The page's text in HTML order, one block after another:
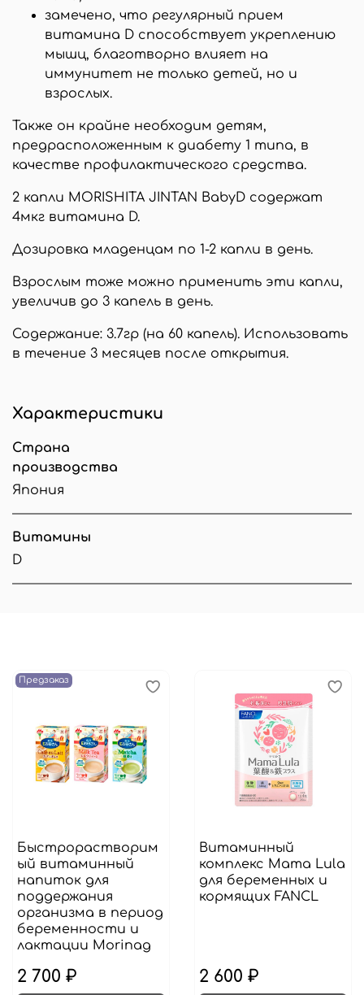
замечено, что регулярный прием
витамина D способствует укреплению
мышц, благотворно влияет на
иммунитет не только детей, но и
взрослых.
Также он крайне необходим детям,
предрасположенным к диабету 1 типа, в
качестве профилактического средства.
2 капли MORISHITA JINTAN BabyD содержат
4мкг витамина D.
Дозировка младенцам по 1-2 капли в день.
Взрослым тоже можно применить эти капли,
увеличив до 3 капель в день.
Содержание: 3.7гр (на 60 капель). Использовать
в течение 3 месяцев после открытия.
Характеристики
Страна
производства
Япония
Витамины
D
Предзаказ
Быстрорастворим
ый витаминный
напиток для
поддержания
организма в период
беременности и
лактации Morinag
2 700 ₽
Витаминный
комплекс Mama Lula
для беременных и
кормящих FANCL
2 600 ₽